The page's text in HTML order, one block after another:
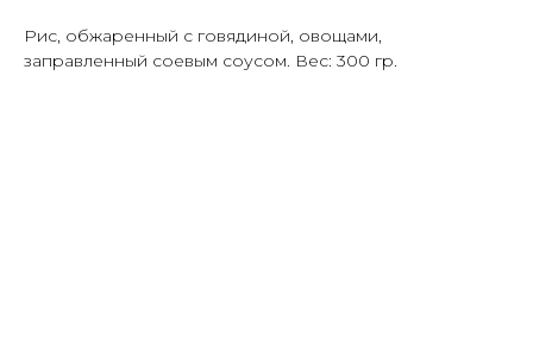
Рис, обжаренный с говядиной, овощами,
заправленный соевым соусом. Вес: 300 гр.